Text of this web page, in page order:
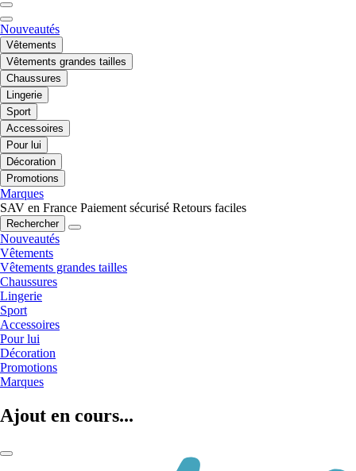
Nouveautés
Vêtements
Vêtements grandes tailles
Chaussures
Lingerie
Sport
Accessoires
Pour lui
Décoration
Promotions
Marques
SAV en France Paiement sécurisé Retours faciles
Rechercher
Nouveautés
Vêtements
Vêtements grandes tailles
Chaussures
Lingerie
Sport
Accessoires
Pour lui
Décoration
Promotions
Marques
Ajout en cours...